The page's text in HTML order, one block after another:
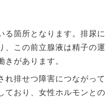
る箇所となります。排尿に
、この前立腺液は精子の運
があります。
れ排せつ障害につながって
ており、女性ホルモンとの